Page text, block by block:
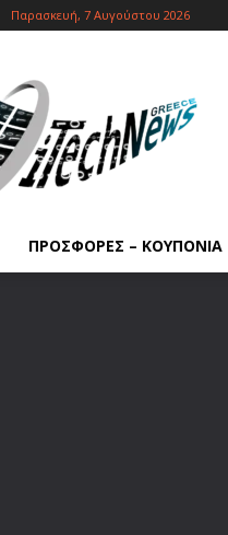
Παρασκευή, 7 Αυγούστου 2026
ΠΡΟΣΦΟΡΕΣ – ΚΟΥΠΟΝΙΑ